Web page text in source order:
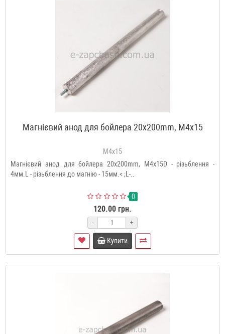
Магнієвий анод для бойлера 20x200mm, М4x15
M4x15
Магнієвий анод для бойлера 20x200mm, М4x15D - різьблення -
4мм.L - різьблення до магнію - 15мм.< ;L-..
0
120.00 грн.
- +
Купити